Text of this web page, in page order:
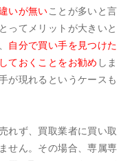
いが無いことが多いと言
ってメリットが大きいと
自分で買い手を見つけた
ておくことをお勧め しま
が現れるというケースも
れず、買取業者に買い取
せん。その場合、専属専